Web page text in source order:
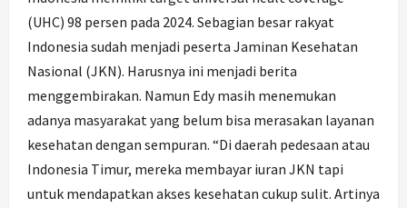
(UHC) 98 persen pada 2024. Sebagian besar rakyat
Indonesia sudah menjadi peserta Jaminan Kesehatan
Nasional (JKN). Harusnya ini menjadi berita
menggembirakan. Namun Edy masih menemukan
adanya masyarakat yang belum bisa merasakan layanan
kesehatan dengan sempuran. “Di daerah pedesaan atau
Indonesia Timur, mereka membayar iuran JKN tapi
untuk mendapatkan akses kesehatan cukup sulit. Artinya